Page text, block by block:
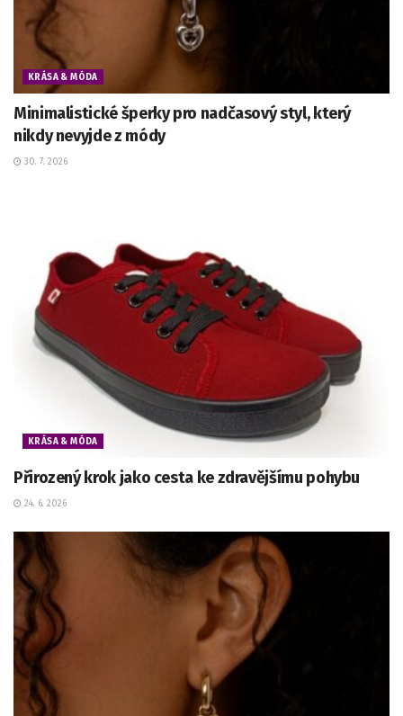
KRÁSA & MÓDA
Minimalistické šperky pro nadčasový styl, který
nikdy nevyjde z módy
30. 7. 2026
KRÁSA & MÓDA
Přirozený krok jako cesta ke zdravějšímu pohybu
24. 6. 2026